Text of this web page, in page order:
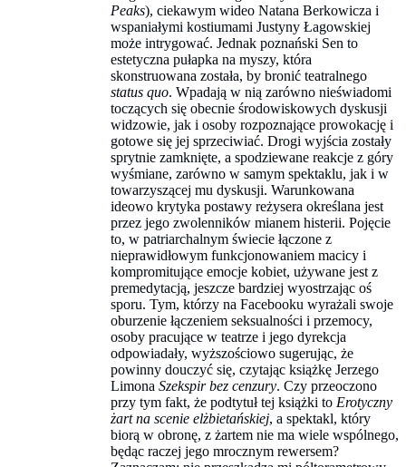
Peaks), ciekawym wideo Natana Berkowicza i
wspaniałymi kostiumami Justyny Łagowskiej
może intrygować. Jednak poznański Sen to
estetyczna pułapka na myszy, która
skonstruowana została, by bronić teatralnego
status quo. Wpadają w nią zarówno nieświadomi
toczących się obecnie środowiskowych dyskusji
widzowie, jak i osoby rozpoznające prowokację i
gotowe się jej sprzeciwiać. Drogi wyjścia zostały
sprytnie zamknięte, a spodziewane reakcje z góry
wyśmiane, zarówno w samym spektaklu, jak i w
towarzyszącej mu dyskusji. Warunkowana
ideowo krytyka postawy reżysera określana jest
przez jego zwolenników mianem histerii. Pojęcie
to, w patriarchalnym świecie łączone z
nieprawidłowym funkcjonowaniem macicy i
kompromitujące emocje kobiet, używane jest z
premedytacją, jeszcze bardziej wyostrzając oś
sporu. Tym, którzy na Facebooku wyrażali swoje
oburzenie łączeniem seksualności i przemocy,
osoby pracujące w teatrze i jego dyrekcja
odpowiadały, wyższościowo sugerując, że
powinny douczyć się, czytając książkę Jerzego
Limona Szekspir bez cenzury. Czy przeoczono
przy tym fakt, że podtytuł tej książki to Erotyczny
żart na scenie elżbietańskiej, a spektakl, który
biorą w obronę, z żartem nie ma wiele wspólnego,
będąc raczej jego mrocznym rewersem?